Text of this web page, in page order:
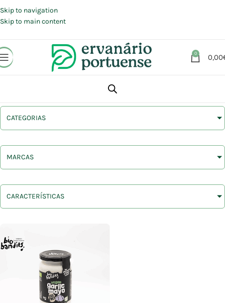
Skip to navigation
Skip to main content
0 0,00
CATEGORIAS
MARCAS
CARACTERÍSTICAS